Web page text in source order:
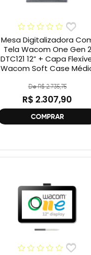
Mesa Digitalizadora
Tela Wacom One Gen 2
DTC121 12” + Capa Flexível
Wacom Soft Case
De R$ 2.735,75
R$ 2.307,90
COMPRAR